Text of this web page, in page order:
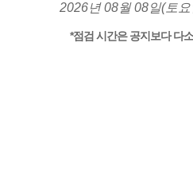
2026년 08월 08일(토
*점검 시간은 공지보다 다